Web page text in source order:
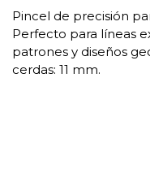
Pincel de precisión
Perfecto para líneas
patrones y diseños
cerdas: 11 mm.